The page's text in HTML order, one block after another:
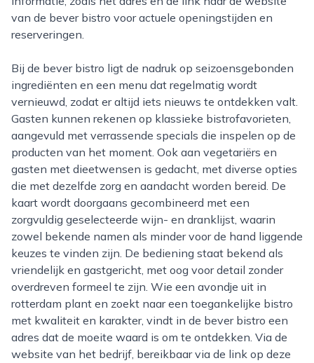
van de bever bistro voor actuele openingstijden en
reserveringen.
Bij de bever bistro ligt de nadruk op seizoensgebonden
ingrediënten en een menu dat regelmatig wordt
vernieuwd, zodat er altijd iets nieuws te ontdekken valt.
Gasten kunnen rekenen op klassieke bistrofavorieten,
aangevuld met verrassende specials die inspelen op de
producten van het moment. Ook aan vegetariërs en
gasten met dieetwensen is gedacht, met diverse opties
die met dezelfde zorg en aandacht worden bereid. De
kaart wordt doorgaans gecombineerd met een
zorgvuldig geselecteerde wijn- en dranklijst, waarin
zowel bekende namen als minder voor de hand liggende
keuzes te vinden zijn. De bediening staat bekend als
vriendelijk en gastgericht, met oog voor detail zonder
overdreven formeel te zijn. Wie een avondje uit in
rotterdam plant en zoekt naar een toegankelijke bistro
met kwaliteit en karakter, vindt in de bever bistro een
adres dat de moeite waard is om te ontdekken. Via de
website van het bedrijf, bereikbaar via de link op deze